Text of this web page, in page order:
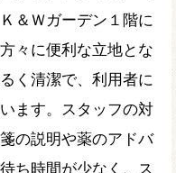
＆Ｗガーデン１階に
々に便利な立地とな
く清潔で、利用者に
ます。スタッフの対
の説明や薬のアドバ
ち時間が少なく、ス